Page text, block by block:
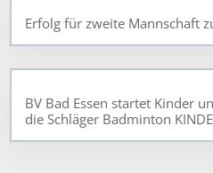
Erfolg für zweite Mannschaft
BV Bad Essen startet Kinder
die Schläger Badminton